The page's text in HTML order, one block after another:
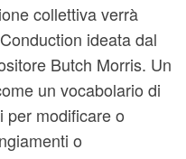
collettiva verrà
ideata dal
Butch Morris. Un
un vocabolario di
per modificare o
o